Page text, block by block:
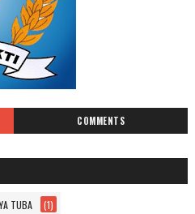
COMMENTS
TUBA (1)